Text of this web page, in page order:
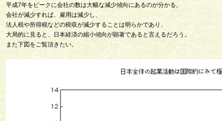
平成7年をピークに会社の数は大幅な減少傾向にあるのが分かる。
会社が減少すれば、雇用は減少し、
法人税や所得税などの税収が減少することは明らかであり、
大局的に見ると、日本経済の縮小傾向が顕著であると言えるだろう。
また下図をご覧頂きたい。